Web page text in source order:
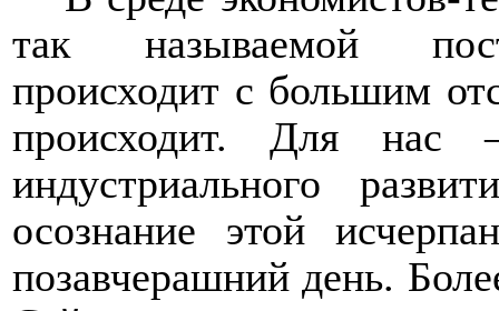
так называемой
происходит с большим
происходит. Для нас
индустриального
осознание этой
позавчерашний день.